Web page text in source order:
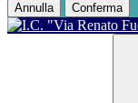
Annulla Conferma